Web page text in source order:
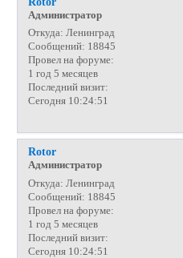
Администратор
Откуда: Ленинград
Сообщений: 18845
Провел на форуме:
1 год 5 месяцев
Последний визит:
Сегодня 10:24:51
Rotor
Администратор
Откуда: Ленинград
Сообщений: 18845
Провел на форуме:
1 год 5 месяцев
Последний визит:
Сегодня 10:24:51